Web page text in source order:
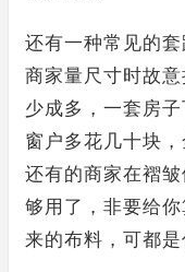
还有一种常见的套
商家量尺寸时故
少成多，一套房
窗户多花几十块
还有的商家在褶
够用了，非要给
来的布料，可都是